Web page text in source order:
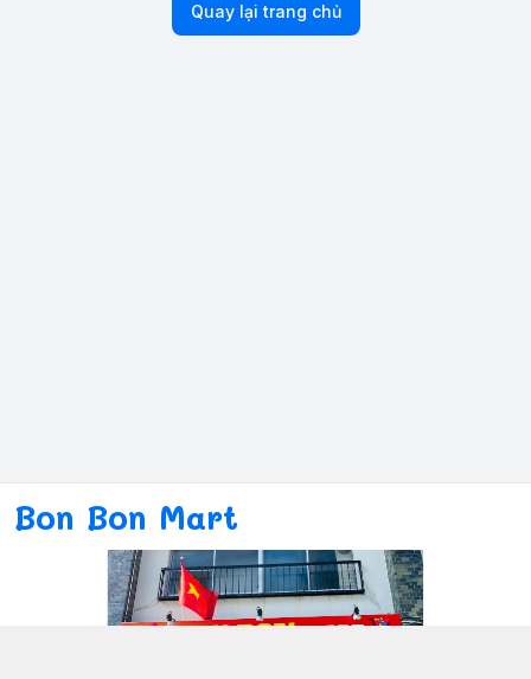
Quay lại trang chủ
Bon Bon Mart